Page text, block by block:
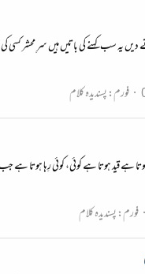
دیں یہ سب کہنے کی باتیں ہیں سرِ محشر
فورم:پسندیدہ کلام
قید ہوتا ہے کوئی، کوئی رِہا ہوتا
فورم:پسندیدہ کلام